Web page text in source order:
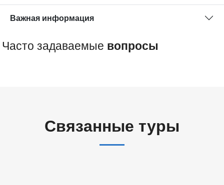
Важная информация
Часто задаваемые вопросы
Связанные туры